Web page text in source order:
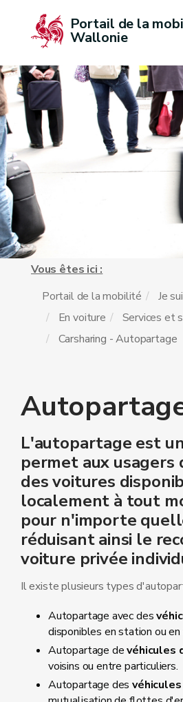
Portail de la
Wallonie
Vous êtes ici :
Portail de la mobilité
Je
En voiture
Services et
Carsharing - Autopartage
L'autopartage est
permet aux usagers
des voitures
localement à tout
pour n'importe
réduisant ainsi le
voiture privée
Il existe plusieurs types
Autopartage avec des
disponibles en station ou
Autopartage devéhicules
voisins ou entre particuliers.
Autopartage des